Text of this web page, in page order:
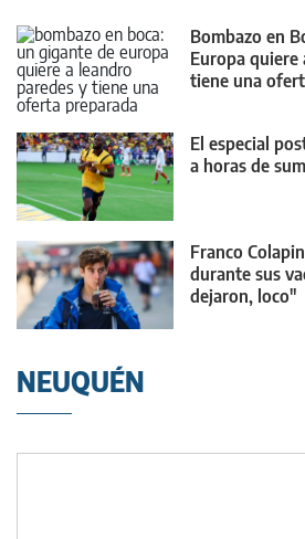
Bombazo en
Europa quiere
tiene una
El especial
a horas de
Franco
durante sus
dejaron, loco"
NEUQUÉN